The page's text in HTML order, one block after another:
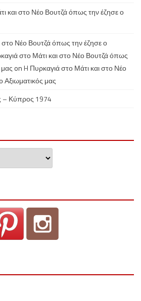
και στο Νέο Βουτζά όπως την έζησε ο
στο Νέο Βουτζά όπως την έζησε ο
στο Μάτι και στο Νέο Βουτζά όπως
onH Πυρκαγιά στο Μάτι και στο Νέο
μας
– Κύπρος 1974